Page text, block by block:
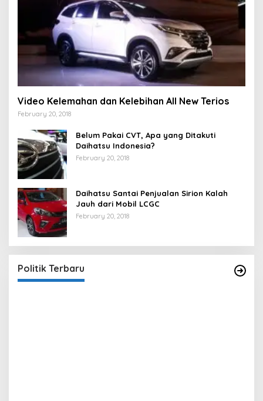
Video Kelemahan dan Kelebihan All New Terios
February 20, 2018
Belum Pakai CVT, Apa yang Ditakuti
Daihatsu Indonesia?
February 20, 2018
Daihatsu Santai Penjualan Sirion Kalah
Jauh dari Mobil LCGC
February 20, 2018
Politik Terbaru
Yasin
In Berita, Politik |